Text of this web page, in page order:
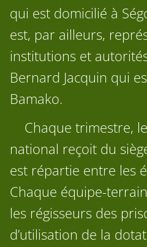
qui est domicilié à
est, par ailleurs,
institutions et
Bernard Jacquin qui
Bamako.
Chaque trimestre, le coordinateur
national reçoit du
est répartie entre les
Chaque équipe-
les régisseurs des
d’utilisation de la